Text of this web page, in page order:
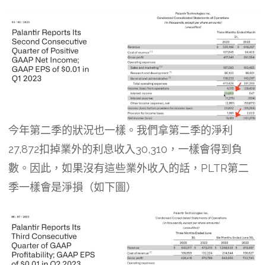
今年第二季的狀況也一樣。我們拿第二季的淨利
27,872扣掉業外的利息收入30,310，一樣會得到負
數。因此，如果沒有這些業外收入的話，PLTR第二
季一樣會是淨損（如下圖）